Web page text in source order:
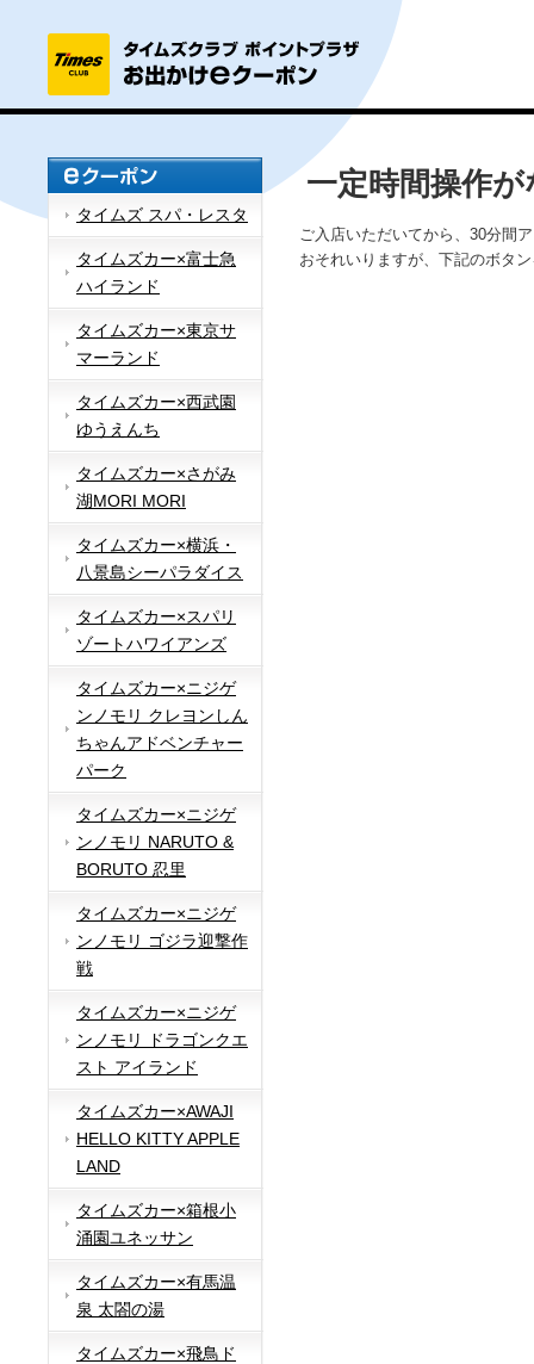
タイムズ スパ・レスタ
タイムズカー×富士急
ハイランド
タイムズカー×東京サ
マーランド
タイムズカー×西武園
ゆうえんち
タイムズカー×さがみ
湖MORI MORI
タイムズカー×横浜・
八景島シーパラダイス
タイムズカー×スパリ
ゾートハワイアンズ
タイムズカー×ニジゲ
ンノモリ クレヨンしん
ちゃんアドベンチャー
パーク
タイムズカー×ニジゲ
ンノモリ NARUTO &
BORUTO 忍里
タイムズカー×ニジゲ
ンノモリ ゴジラ迎撃作
戦
タイムズカー×ニジゲ
ンノモリ ドラゴンクエ
スト アイランド
タイムズカー×AWAJI
HELLO KITTY APPLE
LAND
タイムズカー×箱根小
涌園ユネッサン
タイムズカー×有馬温
泉 太閤の湯
タイムズカー×飛鳥ド
一定時間操作
ご入店いただいてから、30分間
おそれいりますが、下記のボタ